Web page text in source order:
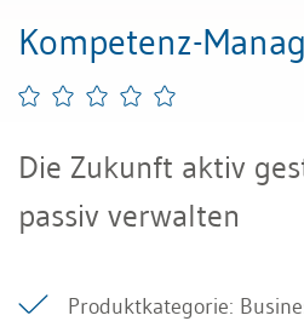
Kompetenz-
Die Zukunft aktiv
passiv verwalten
Produktkategorie: